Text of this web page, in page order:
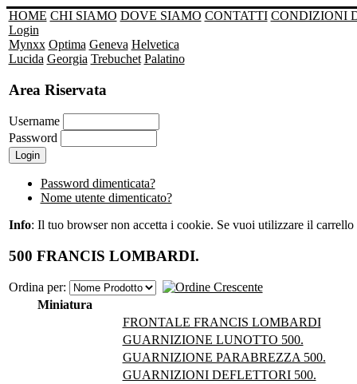
HOME CHI SIAMO DOVE SIAMO CONTATTI CONDIZIONI
Login
Mynxx Optima Geneva Helvetica
Lucida Georgia Trebuchet Palatino
Area Riservata
Username
Password
Password dimenticata?
Nome utente dimenticato?
Info: Il tuo browser non accetta i cookie. Se vuoi utilizzare il
500 FRANCIS LOMBARDI.
Ordina per:
Miniatura
FRONTALE FRANCIS LOMBARDI
GUARNIZIONE LUNOTTO 500.
GUARNIZIONE PARABREZZA 500.
GUARNIZIONI DEFLETTORI 500.